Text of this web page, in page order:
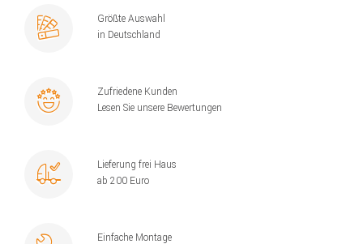
Größte Auswahl
in Deutschland
Zufriedene Kunden
Lesen Sie unsere Bewertungen
Lieferung frei Haus
ab 200 Euro
Einfache Montage